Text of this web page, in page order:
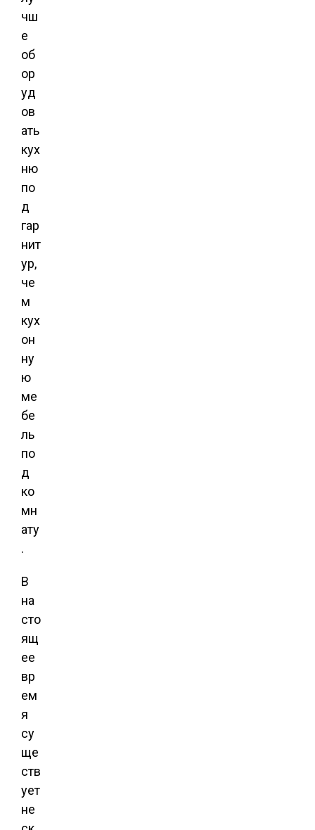
чш
е
об
ор
уд
ов
ать
кух
ню
по
д
гар
нит
ур,
че
м
кух
он
ну
ю
ме
бе
ль
по
д
ко
мн
ату
.
В
на
сто
ящ
ее
вр
ем
я
су
ще
ств
ует
не